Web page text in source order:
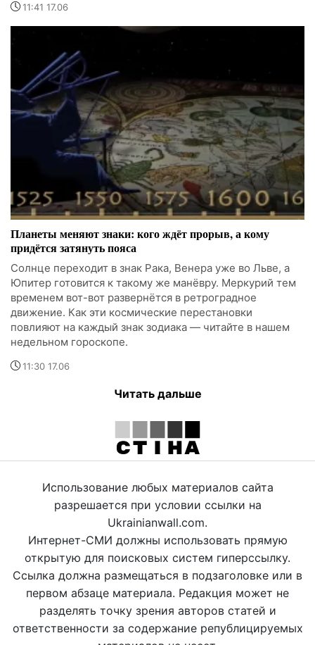
11:41 17.06
Планеты меняют знаки: кого ждёт прорыв, а кому
придётся затянуть пояса
Солнце переходит в знак Рака, Венера уже во Льве, а
Юпитер готовится к такому же манёвру. Меркурий тем
временем вот-вот развернётся в ретроградное
движение. Как эти космические перестановки
повлияют на каждый знак зодиака — читайте в нашем
недельном гороскопе.
11:30 17.06
Читать дальше
Использование любых материалов сайта
разрешается при условии ссылки на
Ukrainianwall.com.
Интернет-СМИ должны использовать прямую
открытую для поисковых систем гиперссылку.
Ссылка должна размещаться в подзаголовке или в
первом абзаце материала. Редакция может не
разделять точку зрения авторов статей и
ответственности за содержание републицируемых